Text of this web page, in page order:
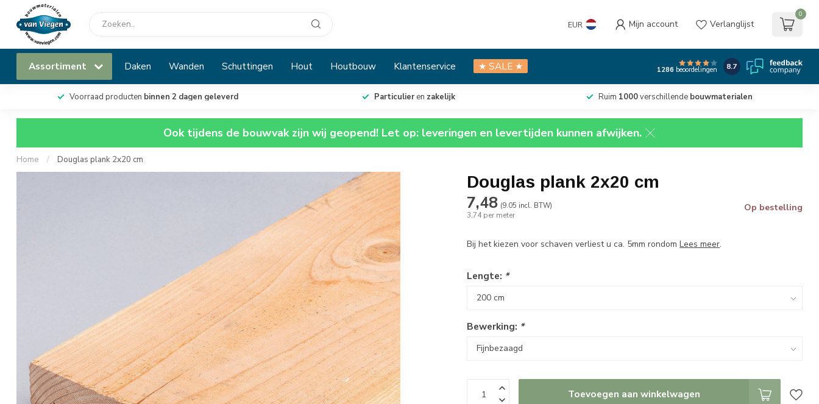
EUR Mijn account Verlanglijst
0
Assortiment Daken Wanden Schuttingen Hout Houtbouw Klantenservice ★ SALE ★ 1286 beoordelingen 8.7
Voorraad producten binnen 2 dagen geleverd Particulieren zakelijk Ruim 1000verschillende bouwmaterialen
Ook tijdens de bouwvak zijn wij geopend! Let op: leveringen en levertijden kunnen afwijken.
Home / Douglas plank 2x20 cm
Douglas plank 2x20 cm
7,48 (9.05 incl. BTW)
3,74 per meter
Op bestelling
Bij het kiezen voor schaven verliest u ca. 5mm rondomLees meer.
Lengte: *
Bewerking: *
Toevoegen aan winkelwagen